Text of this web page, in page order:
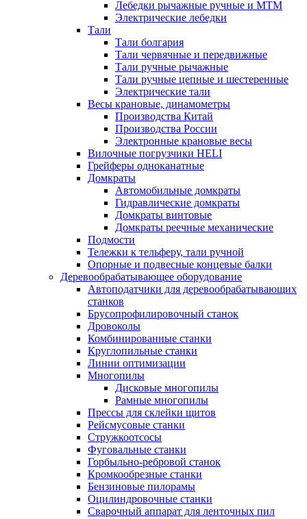
Лебедки рычажные ручные и МТМ
Электрические лебедки
Тали
Тали болгария
Тали червячные и передвижные
Тали ручные рычажные
Тали ручные цепные и шестеренные
Электрические тали
Весы крановые, динамометры
Производства Китай
Производства России
Электронные крановые весы
Вилочные погрузчики HELI
Грейферы одноканатные
Домкраты
Автомобильные домкраты
Гидравлические домкраты
Домкраты винтовые
Домкраты реечные механические
Подмости
Тележки к тельферу, тали ручной
Опорные и подвесные концевые балки
Деревообрабатывающее оборудование
Автоподатчики для деревообрабатывающих
станков
Брусопрофилировочный станок
Дровоколы
Комбинированные станки
Круглопильные станки
Линии оптимизации
Многопилы
Дисковые многопилы
Рамные многопилы
Прессы для склейки щитов
Рейсмусовые станки
Стружкоотсосы
Фуговальные станки
Горбыльно-ребровой станок
Кромкообрезные станки
Бензиновые пилорамы
Оцилиндровочные станки
Сварочный аппарат для ленточных пил